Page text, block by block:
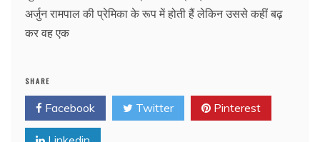
अर्जुन रामपाल की प्रेमिका के रूप में होती हैं लेकिन उससे कहीं बढ़
कर वह एक
SHARE
Facebook Twitter Pinterest